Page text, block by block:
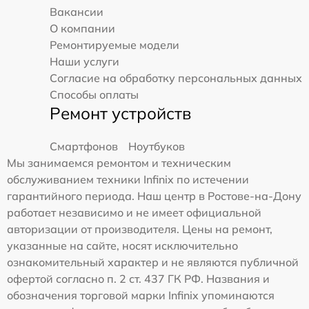
Вакансии
О компании
Ремонтируемые модели
Наши услуги
Согласие на обработку персональных данных
Способы оплаты
Ремонт устройств
Смартфонов
Ноутбуков
Мы занимаемся ремонтом и техническим
обслуживанием техники Infinix по истечении
гарантийного периода. Наш центр в Ростове-на-Дону
работает независимо и не имеет официальной
авторизации от производителя. Цены на ремонт,
указанные на сайте, носят исключительно
ознакомительный характер и не являются публичной
офертой согласно п. 2 ст. 437 ГК РФ. Названия и
обозначения торговой марки Infinix упоминаются